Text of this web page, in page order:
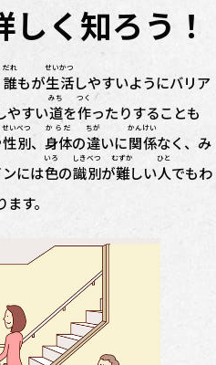
く知ろう！
誰
だれ
もが生活
せいかつ
しやすいようにバリア
やすい道
みち
を作
つく
ったりすることも
性別
せいべつ
、身体
からだ
の違
ちが
いに関係
かんけい
なく、み
には色
いろ
の識別
しきべつ
が難
むずか
しい人
ひと
でもわ
す。